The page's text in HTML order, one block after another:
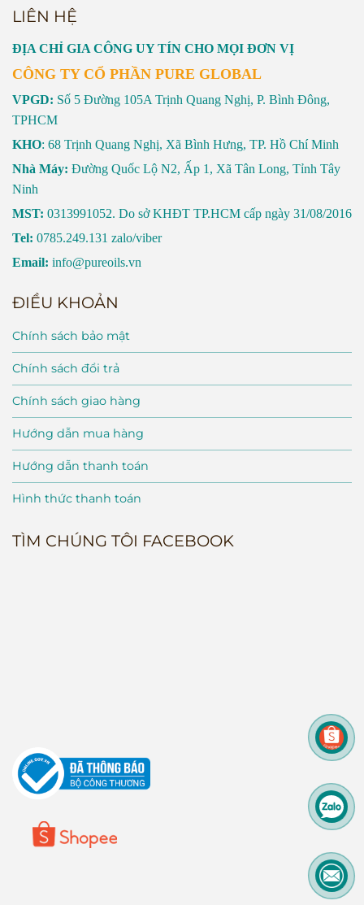
LIÊN HỆ
ĐỊA CHỈ GIA CÔNG UY TÍN CHO MỌI ĐƠN VỊ
CÔNG TY CỔ PHẦN PURE GLOBAL
VPGD: Số 5 Đường 105A Trịnh Quang Nghị, P. Bình Đông,
TPHCM
KHO: 68 Trịnh Quang Nghị, Xã Bình Hưng, TP. Hồ Chí Minh
Nhà Máy: Đường Quốc Lộ N2, Ấp 1, Xã Tân Long, Tỉnh Tây
Ninh
MST: 0313991052. Do sở KHĐT TP.HCM cấp ngày 31/08/2016
Tel: 0785.249.131 zalo/viber
Email: info@pureoils.vn
ĐIỀU KHOẢN
Chính sách bảo mật
Chính sách đổi trả
Chính sách giao hàng
Hướng dẫn mua hàng
Hướng dẫn thanh toán
Hình thức thanh toán
TÌM CHÚNG TÔI FACEBOOK